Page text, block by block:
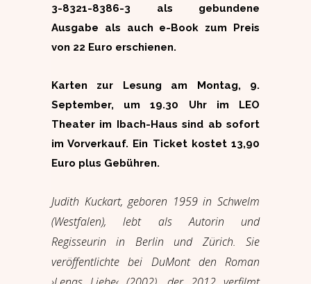
3-8321-8386-3 als gebundene
Ausgabe als auch e-Book zum Preis
von 22 Euro erschienen.
Karten zur Lesung am Montag, 9.
September, um 19.30 Uhr im LEO
Theater im Ibach-Haus sind ab sofort
im Vorverkauf. Ein Ticket kostet 13,90
Euro plus Gebühren.
Judith Kuckart, geboren 1959 in Schwelm
(Westfalen), lebt als Autorin und
Regisseurin in Berlin und Zürich. Sie
veröffentlichte bei DuMont den Roman